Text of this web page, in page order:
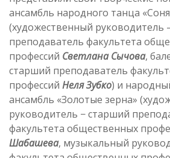
ансамбль народного танца
(художественный руководитель
преподаватель факультета
профессий Светлана Сычова,
старший преподаватель
профессий Неля Зубко) и
ансамбль «Золотые зерна»
руководитель − старший
факультета общественных
Шабашева, музыкальный